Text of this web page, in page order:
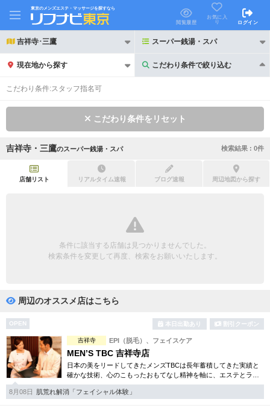
東京のメンズエステ・マッサージを探すなら
閲覧履歴
お気に入
り
ログイン
吉祥寺･三鷹 スーパー銭湯・スパ
現在地から探す こだわり条件で絞り込む
こだわり条件で絞り込む
初回割引あり リピーター割引あり
団体様歓迎
ペアルームあり
フットバスあり 岩盤浴あり
専用駐車場あり 有資格者在籍
日本人スタッフのみ 女性スタッフのみ
スタッフ指名可
こだわり条件:スタッフ指名可
こだわり条件をリセット
吉祥寺・三鷹のスーパー銭湯・スパ 検索結果 : 0件
店舗リスト リアルタイム速報 ブログ速報 周辺地図から探す
条件に該当する店舗は見つかりませんでした。
検索条件を変更して再度、検索をお願いいたします。
周辺のオススメ店はこちら
OPEN 本日出勤あり 割引クーポン
吉祥寺 EPI（脱毛）、フェイスケア
MEN’S TBC 吉祥寺店
日本の美をリードしてきたメンズTBCは長年蓄積してきた実績と
確かな技術、心のこもったおもてなし精神を軸に、エステとライ
フスタイルの観点から健康的な美しさを追究。脱毛やシェイプ等
お得な体験コースは必見。
8月08日 肌荒れ解消「フェイシャル体験」